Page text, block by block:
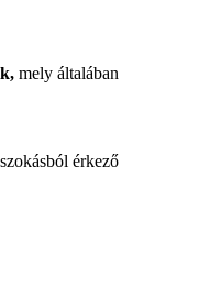
mely általában
érkező